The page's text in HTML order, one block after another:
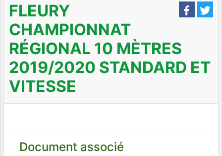
FLEURY
CHAMPIONNAT
RÉGIONAL 10 MÈTRES
2019/2020 STANDARD ET
VITESSE
Document associé